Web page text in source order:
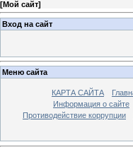
[Мой сайт]
Вход на сайт
Меню сайта
КАРТА САЙТА
Информация о сайте
Противодействие коррупции